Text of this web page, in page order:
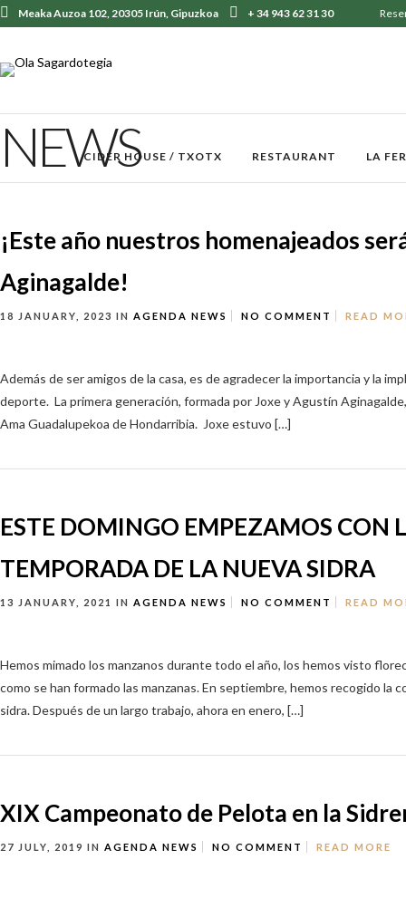
Meaka Auzoa 102, 20305 Irún, Gipuzkoa + 34 943 62 31 30
CIDER HOUSE / TXOTX RESTAURANT LA
NEWS
¡Este año nuestros homenajeados
Aginagalde!
18 JANUARY, 2023 IN AGENDA NEWS NO COMMENT READ
Además de ser amigos de la casa, es de agradecer la importancia y la
deporte. La primera generación, formada por Joxe y Agustín
Ama Guadalupekoa de Hondarribia. Joxe estuvo […]
ESTE DOMINGO EMPEZAMOS CON
TEMPORADA DE LA NUEVA SIDRA
13 JANUARY, 2021 IN AGENDA NEWS NO COMMENT READ
Hemos mimado los manzanos durante todo el año, los hemos visto
como se han formado las manzanas. En septiembre, hemos recogido la
sidra. Después de un largo trabajo, ahora en enero, […]
XIX Campeonato de Pelota en la
27 JULY, 2019 IN AGENDA NEWS NO COMMENT READ MORE